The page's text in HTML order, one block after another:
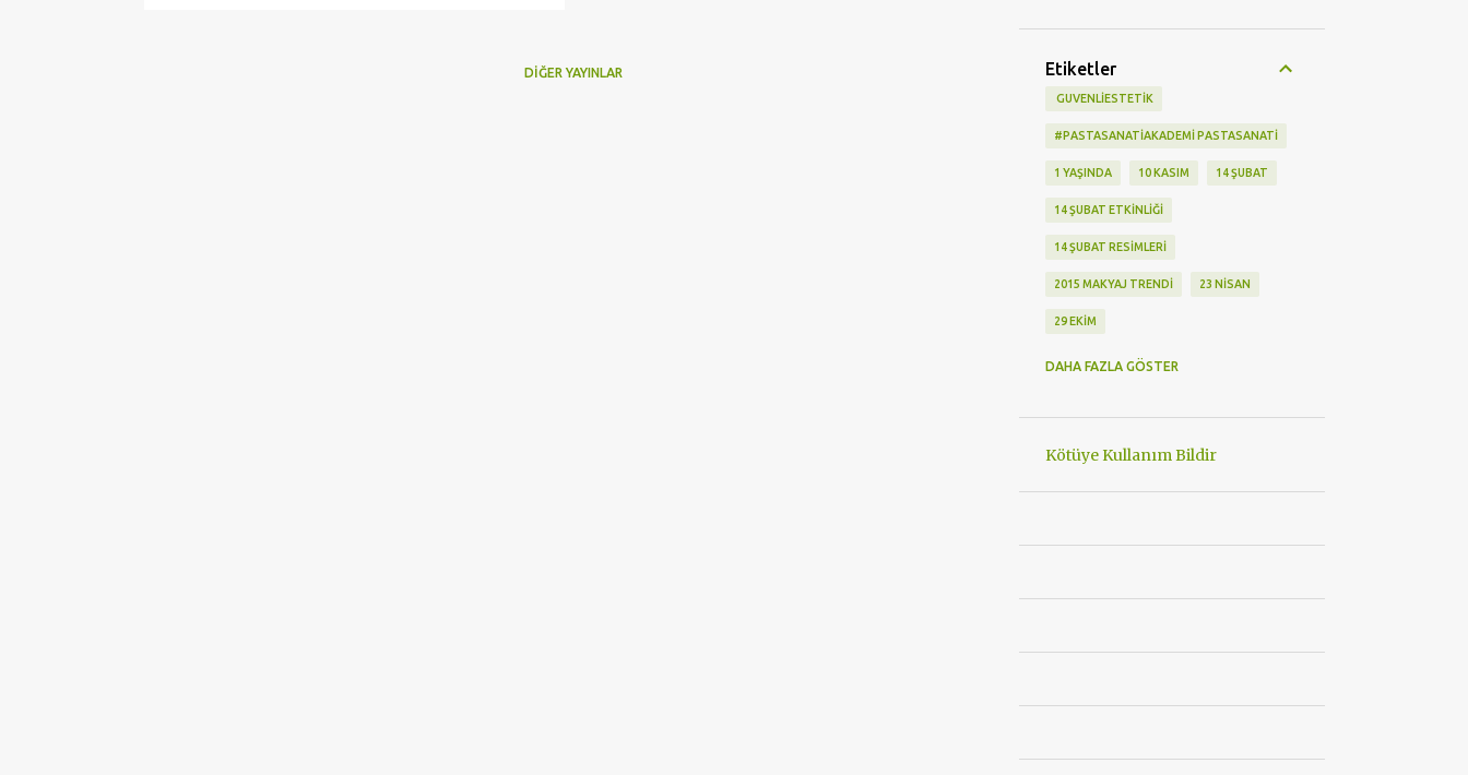
DIĞER YAYINLAR Etiketler
‬ GUVENLIESTETIK
#PASTASANATIAKADEMI PASTASANATI
1 YAŞINDA 10 KASIM 14 ŞUBAT
14 ŞUBAT ETKINLIĞI
14 ŞUBAT RESIMLERI
2015 MAKYAJ TRENDI 23 NISAN
29 EKIM
29 EKIM CUMHURIYET BAYRAMI
4 TEKERLEKLI STAR WARS PATEN
5 YILDIZLI OTEL 8 MART
DAHA FAZLA GÖSTER
Kötüye Kullanım Bildir